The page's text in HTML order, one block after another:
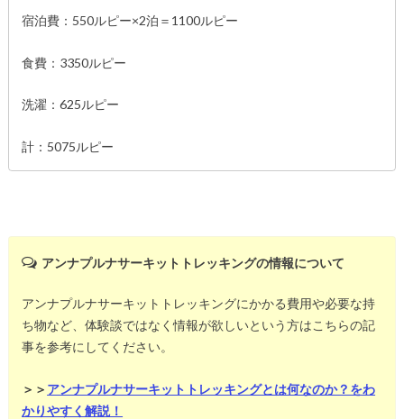
宿泊費：550ルピー×2泊＝1100ルピー
食費：3350ルピー
洗濯：625ルピー
計：5075ルピー
アンナプルナサーキットトレッキングの情報について
アンナプルナサーキットトレッキングにかかる費用や必要な持
ち物など、体験談ではなく情報が欲しいという方はこちらの記
事を参考にしてください。
＞＞ アンナプルナサーキットトレッキングとは何なのか？をわ
かりやすく解説！